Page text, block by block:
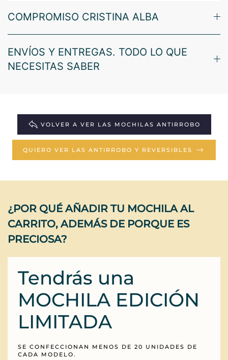
COMPROMISO CRISTINA ALBA
ENVÍOS Y ENTREGAS. TODO LO QUE
NECESITAS SABER
VOLVER A VER LAS MOCHILAS ANTIRROBO
QUIERO VER LAS ANTIRROBO Y REVERSIBLES
¿POR QUÉ AÑADIR TU MOCHILA AL
CARRITO, ADEMÁS DE PORQUE ES
PRECIOSA?
Tendrás una
MOCHILA EDICIÓN
LIMITADA
SE CONFECCIONAN MENOS DE 20 UNIDADES DE
CADA MODELO.